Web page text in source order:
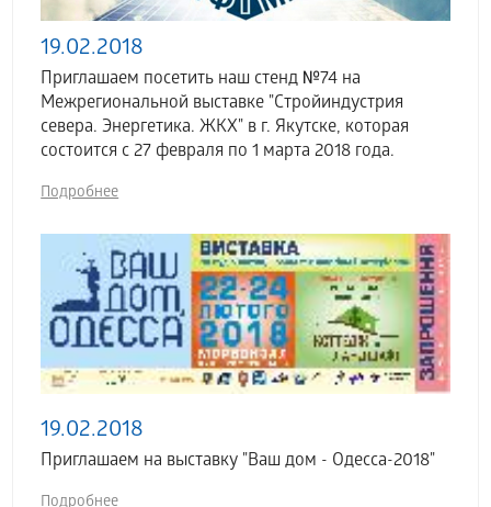
19.02.2018
Приглашаем посетить наш стенд №74 на
Межрегиональной выставке "Стройиндустрия
севера. Энергетика. ЖКХ" в г. Якутске, которая
состоится с 27 февраля по 1 марта 2018 года.
Подробнее
19.02.2018
Приглашаем на выставку "Ваш дом - Одесса-2018"
Подробнее